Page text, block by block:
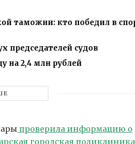
таможни: кто победил в
председателей судов
на 2,4 млн рублей
проверила информацию о
городская